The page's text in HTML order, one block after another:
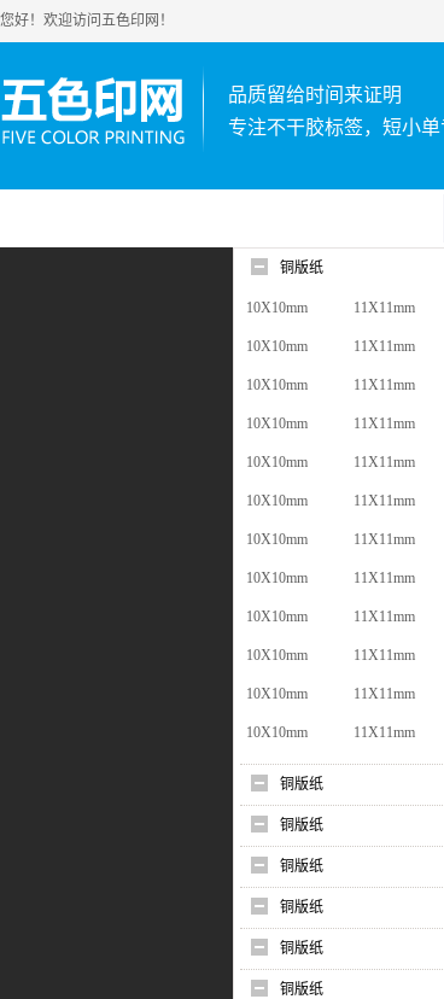
您好！欢迎访问五色印网！
品质留给时间来证明
专注不干胶标签，短小单
铜版纸
10X10mm 11X11mm
10X10mm 11X11mm
10X10mm 11X11mm
10X10mm 11X11mm
10X10mm 11X11mm
10X10mm 11X11mm
10X10mm 11X11mm
10X10mm 11X11mm
10X10mm 11X11mm
10X10mm 11X11mm
10X10mm 11X11mm
10X10mm 11X11mm
铜版纸
铜版纸
铜版纸
铜版纸
铜版纸
铜版纸